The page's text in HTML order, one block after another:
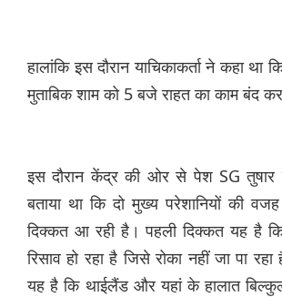
हालांकि इस दौरान याचिकाकर्ता ने कहा था कि
मुताबिक शाम को 5 बजे राहत का काम बंद कर
इस दौरान केंद्र की ओर से पेश SG तुषार
बताया था कि दो मुख्य परेशानियों की
दिक्कत आ रही है। पहली दिक्कत यह है
रिसाव हो रहा है जिसे रोका नहीं जा पा
यह है कि थाईलैंड और यहां के हालात